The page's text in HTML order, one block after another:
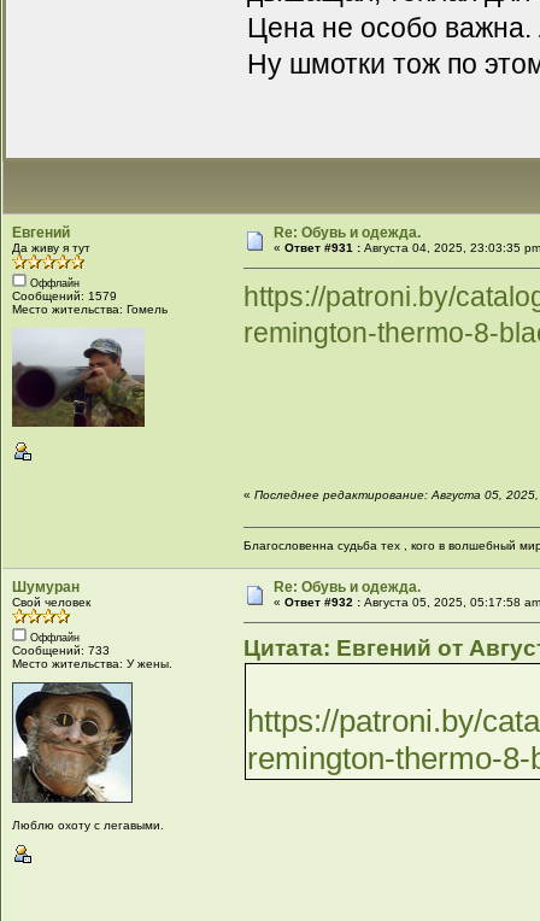
Цена не особо
Ну шмотки тож по
Евгений
Да живу я тут
Оффлайн
Сообщений: 1579
Место жительства: Гомель
Re: Обувь и одежда.
«Ответ #931 : Августа 04, 2025, 23:03:35
https://patroni.by/
remington-thermo-8-
«Последнее редактирование: Августа 05,
Благословенна судьба тех , кого в волшебный
Шумуран
Свой человек
Оффлайн
Сообщений: 733
Место жительства: У жены.
Люблю охоту с легавыми.
Re: Обувь и одежда.
«Ответ #932 : Августа 05, 2025, 05:17:58
Цитата: Евгений от
https://patroni.by/
remington-thermo-